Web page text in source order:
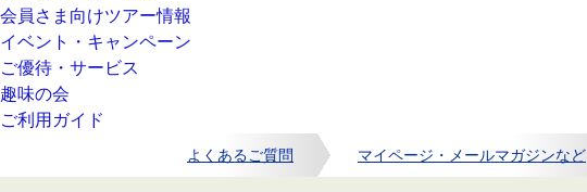
会員さま向けツアー情報
イベント・キャンペーン
ご優待・サービス
趣味の会
ご利用ガイド
よくあるご質問 マイページ・メールマガジンなど